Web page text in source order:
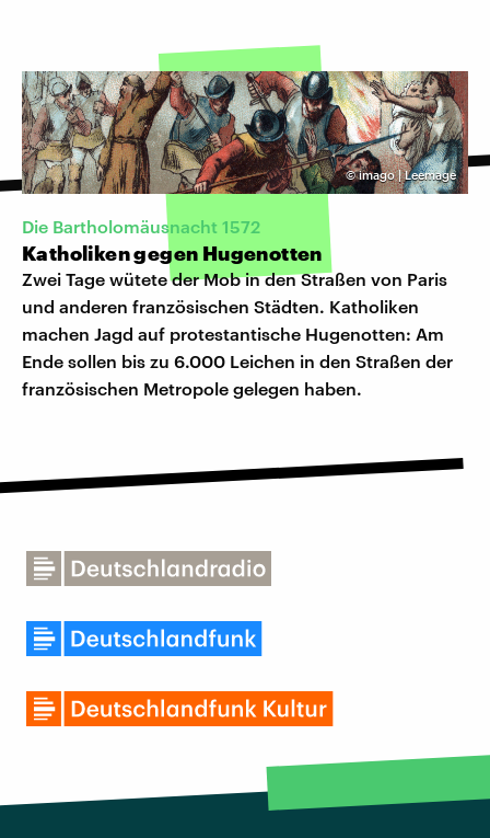
©imago | Leemage
Die Bartholomäusnacht 1572
Katholiken gegen Hugenotten
Zwei Tage wütete der Mob in den Straßen von Paris
und anderen französischen Städten. Katholiken
machen Jagd auf protestantische Hugenotten: Am
Ende sollen bis zu 6.000 Leichen in den Straßen der
französischen Metropole gelegen haben.